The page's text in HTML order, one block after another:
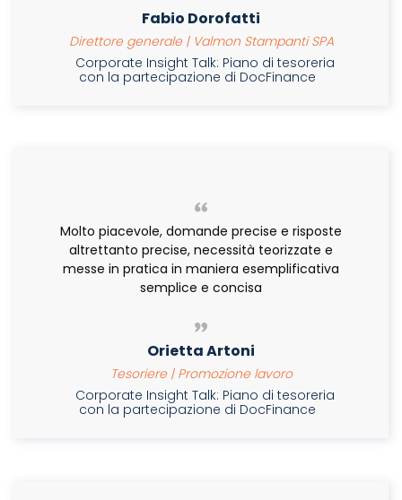
Fabio Dorofatti
Direttore generale | Valmon Stampanti SPA
Corporate Insight Talk: Piano di tesoreria
con la partecipazione di DocFinance
Molto piacevole, domande precise e risposte
altrettanto precise, necessità teorizzate e
messe in pratica in maniera esemplificativa
semplice e concisa
Orietta Artoni
Tesoriere | Promozione lavoro
Corporate Insight Talk: Piano di tesoreria
con la partecipazione di DocFinance